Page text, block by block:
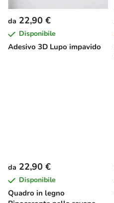
Adesivo 3D Lupo impavido
da 22,90 €
Disponibile
Quadro in legno
da 22,90 €
Disponibile